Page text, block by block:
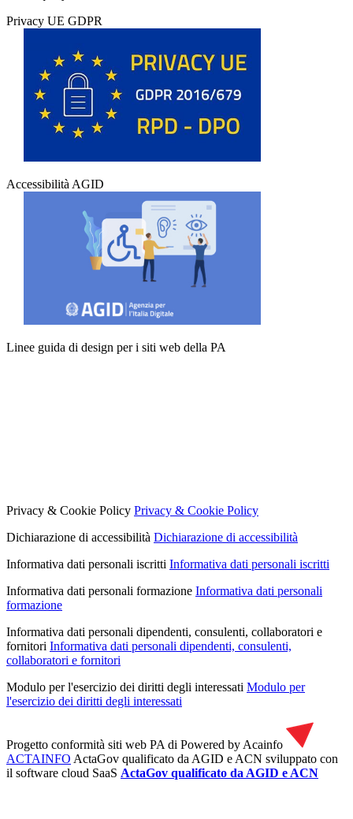
Privacy UE GDPR
Accessibilità AGID
Linee guida di design per i siti web della PA
Privacy & Cookie Policy Privacy & Cookie Policy
Dichiarazione di accessibilità Dichiarazione di accessibilità
Informativa dati personali iscritti Informativa dati personali iscritti
Informativa dati personali formazione Informativa dati personali
formazione
Informativa dati personali dipendenti, consulenti, collaboratori e
fornitori Informativa dati personali dipendenti, consulenti,
collaboratori e fornitori
Modulo per l'esercizio dei diritti degli interessati Modulo per
l'esercizio dei diritti degli interessati
Progetto conformità siti web PA di Powered by Acainfo
ACTAINFO ActaGov qualificato da AGID e ACN sviluppato con
il software cloud SaaS ActaGov qualificato da AGID e ACN